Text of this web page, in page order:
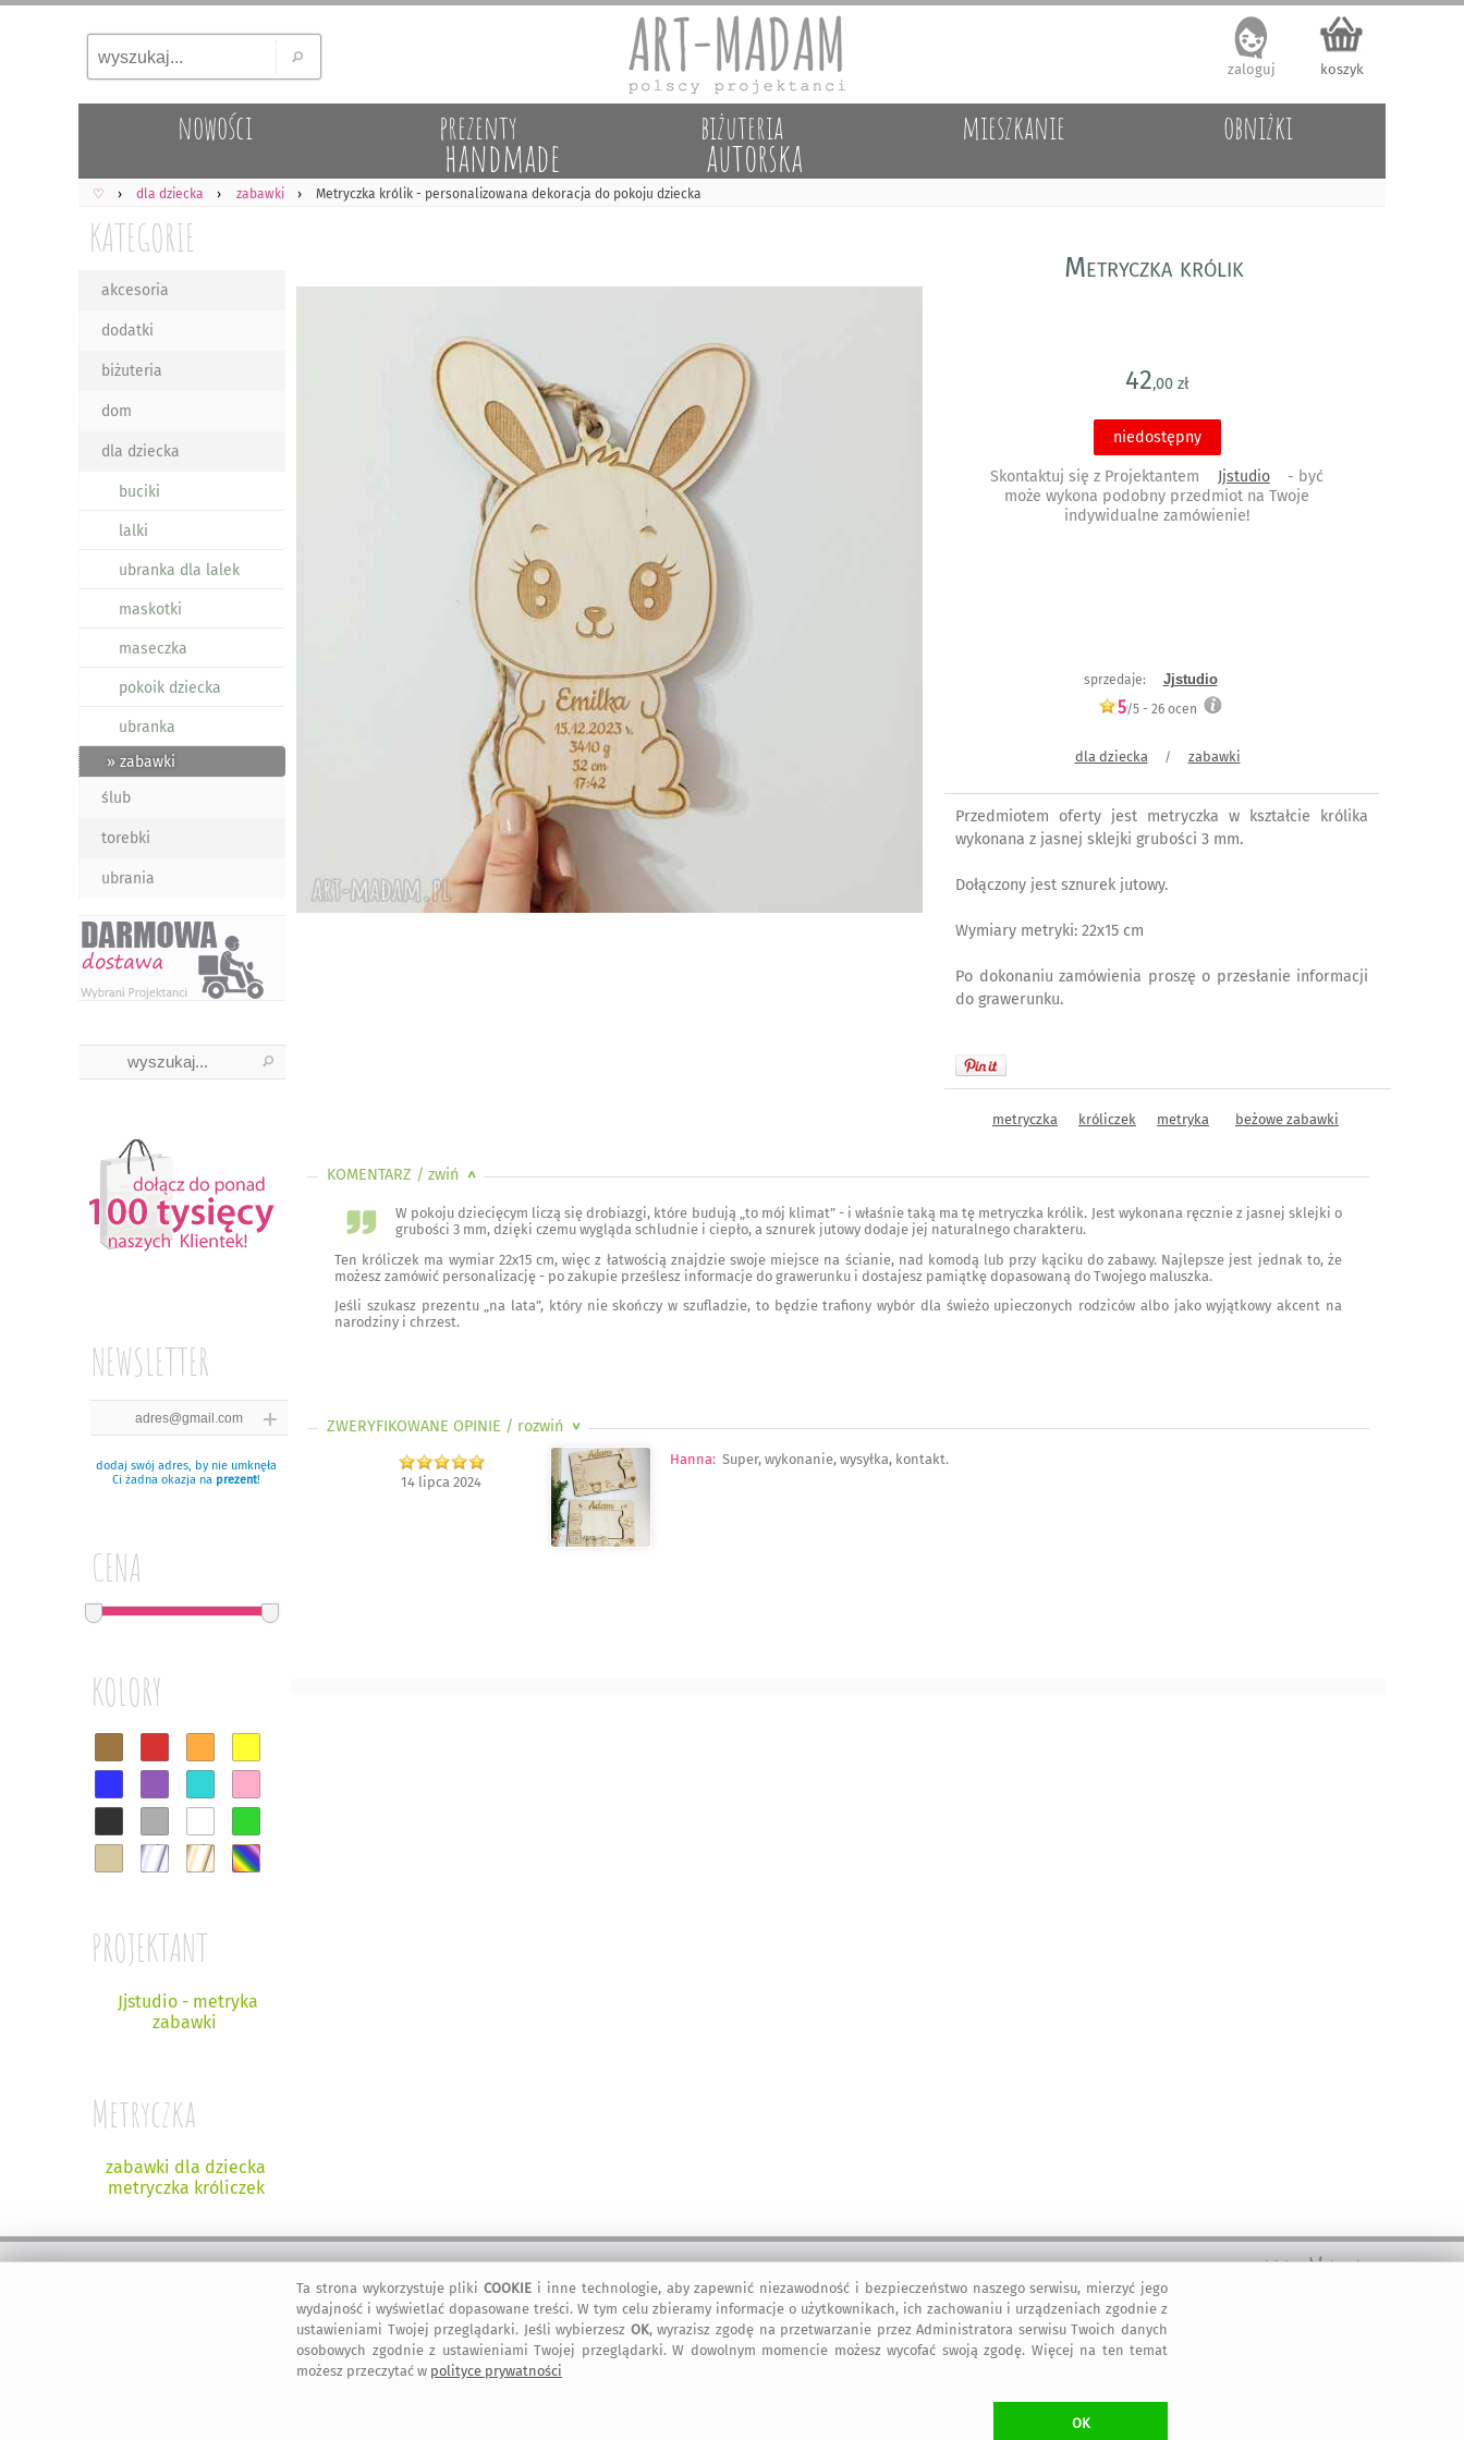
koszyk
zaloguj
nowości prezenty
handmade
biżuteria
autorska
mieszkanie obniżki
♡ dla dziecka zabawki Metryczka królik - personalizowana dekoracja do pokoju dziecka
KATEGORIE
akcesoria
dodatki
biżuteria
dom
dla dziecka
buciki
lalki
ubranka dla lalek
maskotki
maseczka
pokoik dziecka
ubranka
» zabawki
ślub
torebki
ubrania
NEWSLETTER
dodaj swój adres, by nie umknęła
Ci żadna okazja na prezent!
CENA
KOLORY
PROJEKTANT
Jjstudio - metryka
zabawki
Metryczka
zabawki dla dziecka
metryczka króliczek
Metryczka królik
42,00 zł
niedostępny
Skontaktuj się z Projektantem Jjstudio
- być
może wykona podobny przedmiot na Twoje
indywidualne zamówienie!
sprzedaje: Jjstudio
5/5 - 26 ocen
dla dziecka / zabawki
Przedmiotem oferty jest metryczka w kształcie królika
wykonana z jasnej sklejki grubości 3 mm.
Dołączony jest sznurek jutowy.
Wymiary metryki: 22x15 cm
Po dokonaniu zamówienia proszę o przesłanie informacji
do grawerunku.
metryczka króliczek metryka beżowe zabawki
KOMENTARZ / zwiń <
W pokoju dziecięcym liczą się drobiazgi, które budują „to mój klimat” - i właśnie taką ma tę metryczka królik. Jest wykonana ręcznie z jasnej sklejki o
grubości 3 mm, dzięki czemu wygląda schludnie i ciepło, a sznurek jutowy dodaje jej naturalnego charakteru.
Ten króliczek ma wymiar 22x15 cm, więc z łatwością znajdzie swoje miejsce na ścianie, nad komodą lub przy kąciku do zabawy. Najlepsze jest jednak to, że
możesz zamówić personalizację - po zakupie prześlesz informacje do grawerunku i dostajesz pamiątkę dopasowaną do Twojego maluszka.
Jeśli szukasz prezentu „na lata”, który nie skończy w szufladzie, to będzie trafiony wybór dla świeżo upieczonych rodziców albo jako wyjątkowy akcent na
narodziny i chrzest.
ZWERYFIKOWANE OPINIE / rozwiń >
14 lipca 2024
Hanna: Super, wykonanie, wysyłka, kontakt.
Ta strona wykorzystuje plikiCOOKIE i inne technologie, aby zapewnić niezawodność i bezpieczeństwo naszego serwisu, mierzyć jego
wydajność i wyświetlać dopasowane treści. W tym celu zbieramy informacje o użytkownikach, ich zachowaniu i urządzeniach zgodnie z
ustawieniami Twojej przeglądarki. Jeśli wybierzesz OK, wyrazisz zgodę na przetwarzanie przez Administratora serwisu Twoich danych
osobowych zgodnie z ustawieniami Twojej przeglądarki. W dowolnym momencie możesz wycofać swoją zgodę. Więcej na ten temat
możesz przeczytać w polityce prywatności
OK
dołącz do nas informacje kontakt
artMadam na
Facebook-u
art-Madam na
Instagram
art-Madam na
Pinterest